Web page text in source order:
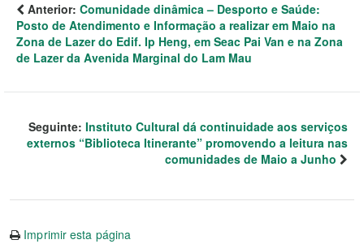
Anterior: Comunidade dinâmica – Desporto e Saúde:
Posto de Atendimento e Informação a realizar em Maio na
Zona de Lazer do Edif. Ip Heng, em Seac Pai Van e na Zona
de Lazer da Avenida Marginal do Lam Mau
Seguinte: Instituto Cultural dá continuidade aos serviços
externos “Biblioteca Itinerante” promovendo a leitura nas
comunidades de Maio a Junho
Imprimir esta página